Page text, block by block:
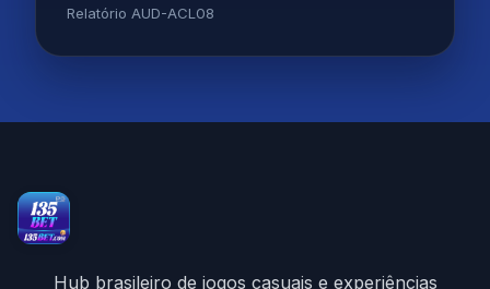
Relatório AUD-ACL08
Hub brasileiro de jogos casuais e experiências